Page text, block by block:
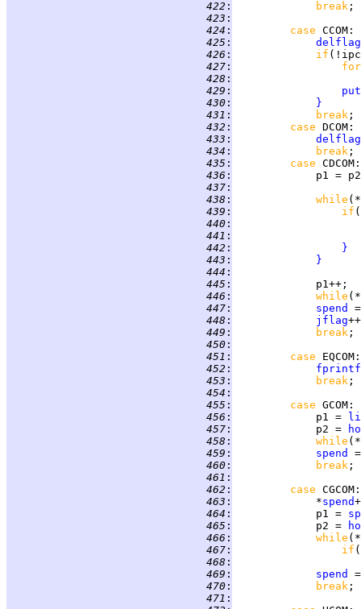
422 : break
423 :
424 : case CCOM
425 :
delflag
426 : if
427 :
for
428 :
429 :
430 :
}
431 : break
432 : case DCOM
433 :
delflag
434 : break
435 : case CDCOM
436 :
p1 =
437 :
438 : while
439 : if
440 :
441 :
442 :
}
443 :
}
444 :
445 :
446 :
while
447 : spend
448 :
jflag
449 : break
450 :
451 : case EQCOM
452 :
fprintf
453 : break
454 :
455 : case GCOM
456 :
             p1 =
457 :
             p2 =
458 :
while
459 : spend
460 : break
461 :
462 : case CGCOM
463 :
             *
spend
464 :
             p1 =
465 :
             p2 =
466 :
while
467 : if
468 :
469 : spend
470 : break
471 :